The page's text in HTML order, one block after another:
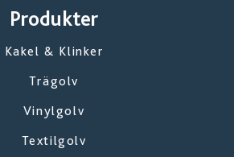
Produkter
Kakel & Klinker
Trägolv
Vinylgolv
Textilgolv